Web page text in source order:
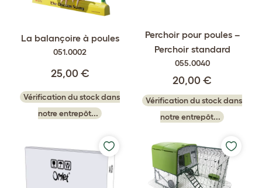
La balançoire à poules
051.0002
25,00 €
Vérification du stock dans
notre entrepôt...
Perchoir pour poules –
Perchoir standard
055.0040
20,00 €
Vérification du stock dans
notre entrepôt...